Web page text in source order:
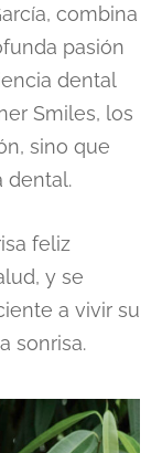
combina
pasión
dental
Smiles, los
sino que
dental.
feliz
y se
a vivir su
sonrisa.